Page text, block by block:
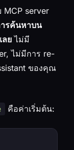
MCP server
รค้นหาบน
ย ไม่มี
ไม่มีการ re-
ของคุณ
คือค่าเริ่มต้น: